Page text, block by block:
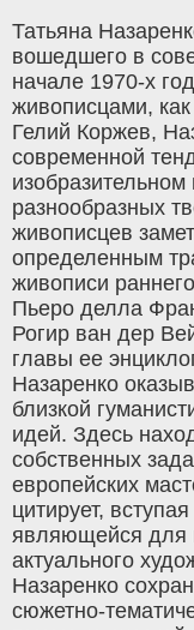
Татьяна
вошедшего в
начале 1970-х
живописцами,
Гелий Коржев,
современной
разнообразных
живописцев
определенным
живописи
Пьеро делла
Рогир ван дер
главы ее
Назаренко
близкой
идей. Здесь
собственных
европейских
цитирует,
являющейся для
актуального
Назаренко
сюжетно-